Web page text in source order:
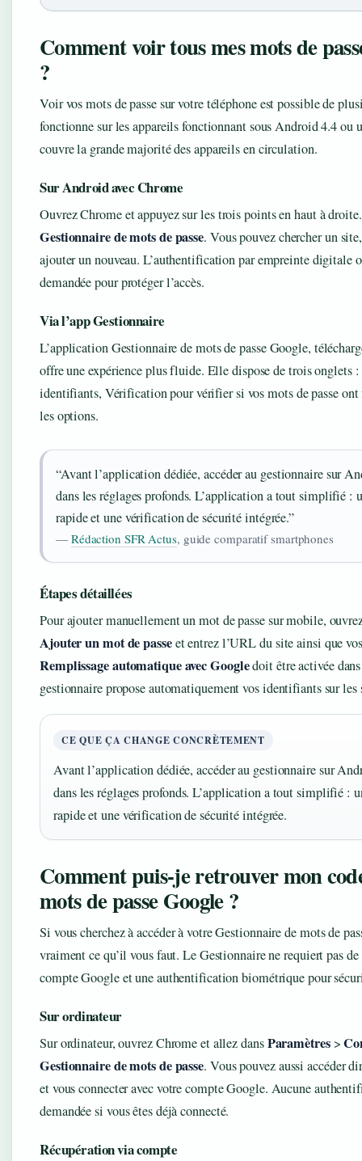
Comment voir tous mes mots de
?
Voir vos mots de passe sur votre téléphone est possible de
fonctionne sur les appareils fonctionnant sous Android 4.4 ou
couvre la grande majorité des appareils en circulation.
Sur Android avec Chrome
Ouvrez Chrome et appuyez sur les trois points en haut à
Gestionnaire de mots de passe. Vous pouvez chercher un
ajouter un nouveau. L’authentification par empreinte digitale
demandée pour protéger l’accès.
Via l’app Gestionnaire
L’application Gestionnaire de mots de passe Google,
offre une expérience plus fluide. Elle dispose de trois onglets
identifiants, Vérification pour vérifier si vos mots de passe
les options.
“Avant l’application dédiée, accéder au gestionnaire sur
dans les réglages profonds. L’application a tout simplifié :
rapide et une vérification de sécurité intégrée.”
— Rédaction SFR Actus, guide comparatif smartphones
Étapes détaillées
Pour ajouter manuellement un mot de passe sur mobile,
Ajouter un mot de passeet entrez l’URL du site ainsi que
Remplissage automatique avec Googledoit être activée
gestionnaire propose automatiquement vos identifiants sur les
CE QUE ÇA CHANGE CONCRÈTEMENT
Avant l’application dédiée, accéder au gestionnaire sur
dans les réglages profonds. L’application a tout simplifié :
rapide et une vérification de sécurité intégrée.
Comment puis-je retrouver mon
mots de passe Google ?
Si vous cherchez à accéder à votre Gestionnaire de mots de
vraiment ce qu’il vous faut. Le Gestionnaire ne requiert pas
compte Google et une authentification biométrique pour
Sur ordinateur
Sur ordinateur, ouvrez Chrome et allez dansParamètres>
Gestionnaire de mots de passe. Vous pouvez aussi accéder
et vous connecter avec votre compte Google. Aucune
demandée si vous êtes déjà connecté.
Récupération via compte